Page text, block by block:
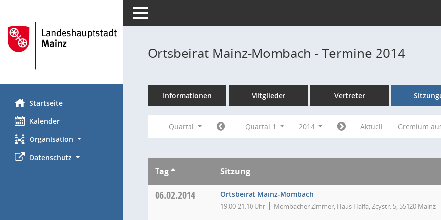
Startseite
Kalender
Organisation
Datenschutz
Toggle navigation
Ortsbeirat Mainz-Mombach - Termine 2014
Informationen Mitglieder Vertreter
Quartal Quartal 1 2014 Aktuell Gremium
Tag Sitzung
06.02.2014 Ortsbeirat Mainz-Mombach
19:00-21:10 Uhr Mombacher Zimmer, Haus Haifa, Zeystr. 5, 55120 Mainz